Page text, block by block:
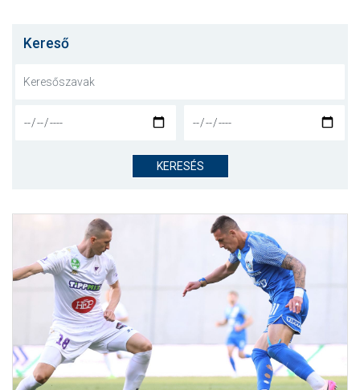
JEGYÉRTÉKESÍTÉS
NYITÓLAP
CSAPATOK
SZURKOLÓI ÉLMÉNYEK
AKKREDITÁCIÓ
Kereső
KERESÉS